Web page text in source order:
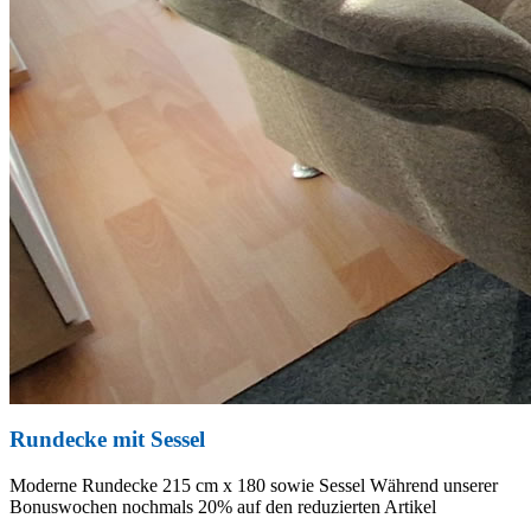
Rundecke mit Sessel
Moderne Rundecke 215 cm x 180 sowie Sessel Während unserer
Bonuswochen nochmals 20% auf den reduzierten Artikel